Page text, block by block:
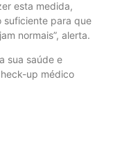
esta medida,
suficiente para que
normais”, alerta.
sua saúde e
up médico